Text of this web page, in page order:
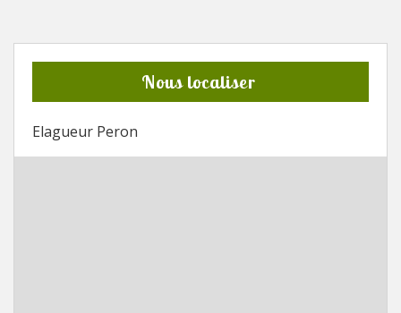
Nous localiser
Elagueur Peron